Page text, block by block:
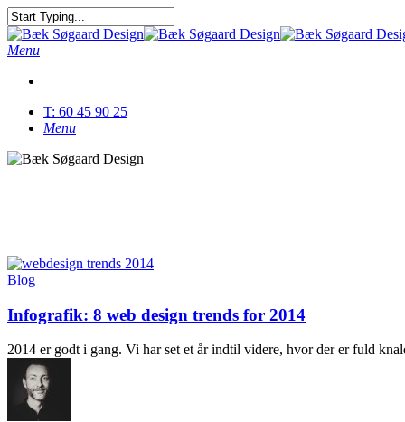
Skip
to
main
Close
Search
Menu
T: 60 45 90 25
Menu
Blog
Infografik: 8 web design trends for 2014
2014 er godt i gang. Vi har set et år indtil videre, hvor der er fuld